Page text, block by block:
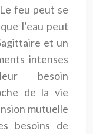
feu peut se
l’eau peut
et un
intenses
besoin
de la vie
mutuelle
besoins de